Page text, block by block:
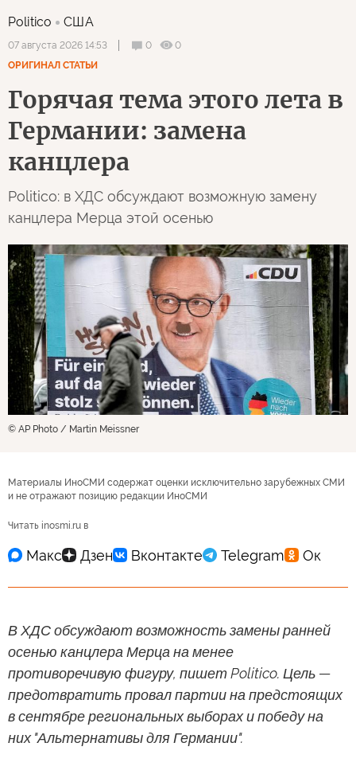
Politico США
07 августа 2026 14:53 0
0
ОРИГИНАЛ СТАТЬИ
Горячая тема этого лета в
Германии: замена
канцлера
Politico: в ХДС обсуждают возможную замену
канцлера Мерца этой осенью
© AP Photo / Martin Meissner
Материалы ИноСМИ содержат оценки исключительно зарубежных СМИ
и не отражают позицию редакции ИноСМИ
Читать inosmi.ru в
В ХДС обсуждают возможность замены ранней
осенью канцлера Мерца на менее
противоречивую фигуру, пишет Politico. Цель —
предотвратить провал партии на предстоящих
в сентябре региональных выборах и победу на
них "Альтернативы для Германии".